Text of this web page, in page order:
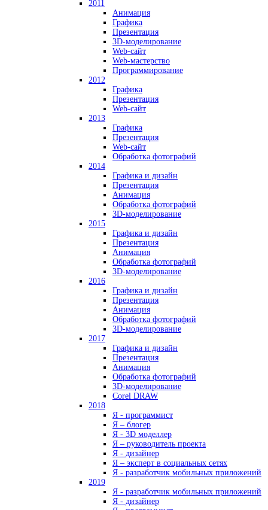
2011
Анимация
Графика
Презентация
3D-моделирование
Web-сайт
Web-мастерство
Программирование
2012
Графика
Презентация
Web-сайт
2013
Графика
Презентация
Web-сайт
Обработка фотографий
2014
Графика и дизайн
Презентация
Анимация
Обработка фотографий
3D-моделирование
2015
Графика и дизайн
Презентация
Анимация
Обработка фотографий
3D-моделирование
2016
Графика и дизайн
Презентация
Анимация
Обработка фотографий
3D-моделирование
2017
Графика и дизайн
Презентация
Анимация
Обработка фотографий
3D-моделирование
Corel DRAW
2018
Я - программист
Я – блогер
Я - 3D моделлер
Я – руководитель проекта
Я - дизайнер
Я – эксперт в социальных сетях
Я - разработчик мобильных приложений
2019
Я - разработчик мобильных приложений
Я - дизайнер